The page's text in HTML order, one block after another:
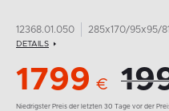
12368.01.050 285x170/95x95/81
DETAILS
1799 €
Niedrigster Preis der letzten 30 Tage vor der